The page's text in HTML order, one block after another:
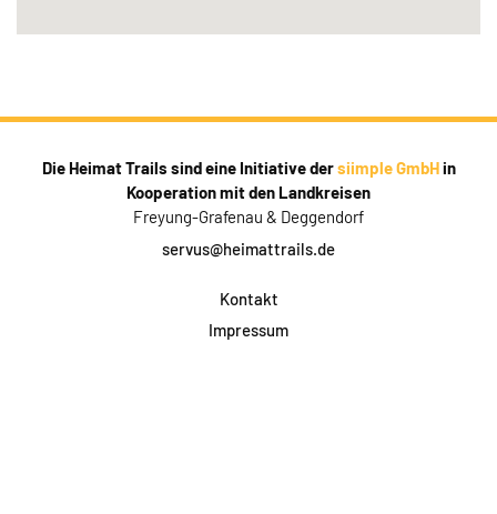
Die Heimat Trails sind eine Initiative dersiimple GmbHin
Kooperation mit den Landkreisen
Freyung-Grafenau & Deggendorf
servus@heimattrails.de
Kontakt
Impressum